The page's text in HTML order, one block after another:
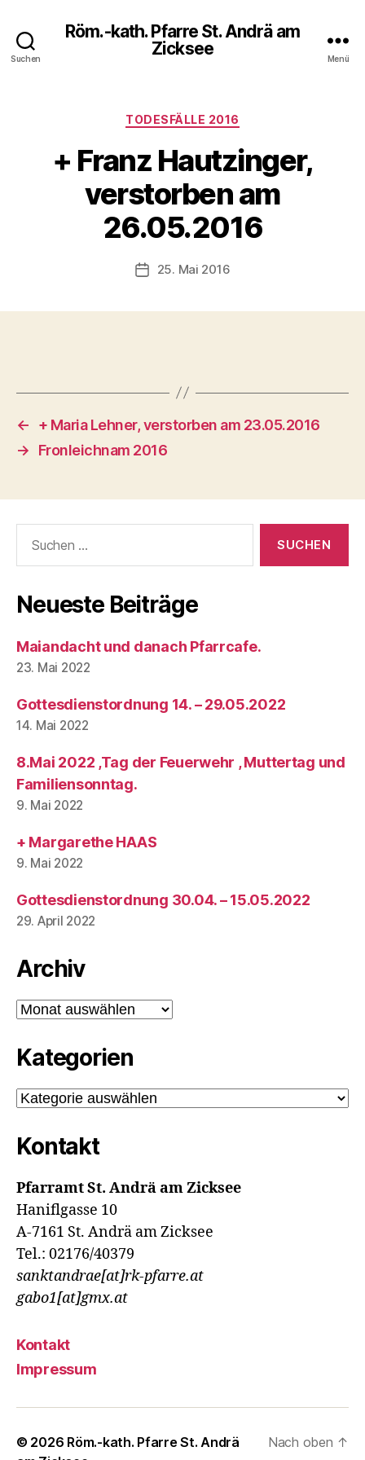
Suchen
Röm.-kath. Pfarre St. Andrä am
Zicksee
Menü
Kategorien
TODESFÄLLE 2016
+ Franz Hautzinger,
verstorben am
26.05.2016
Veröffentlichungsdatum
25. Mai 2016
←
+ Maria Lehner, verstorben am 23.05.2016
→
Fronleichnam 2016
nach:
Neueste Beiträge
Maiandacht und danach Pfarrcafe.
23. Mai 2022
Gottesdienstordnung 14. – 29.05.2022
14. Mai 2022
8.Mai 2022 ,Tag der Feuerwehr , Muttertag und
Familiensonntag.
9. Mai 2022
+ Margarethe HAAS
9. Mai 2022
Gottesdienstordnung 30.04. – 15.05.2022
29. April 2022
Archiv
Archiv
Kategorien
Kategorien
Kontakt
Pfarramt St. Andrä am Zicksee
Haniflgasse 10
A-7161 St. Andrä am Zicksee
Tel.: 02176/40379
sanktandrae[at]rk-pfarre.at
gabo1[at]gmx.at
Kontakt
Impressum
© 2026 Röm.-kath. Pfarre St. Andrä
Nach oben ↑